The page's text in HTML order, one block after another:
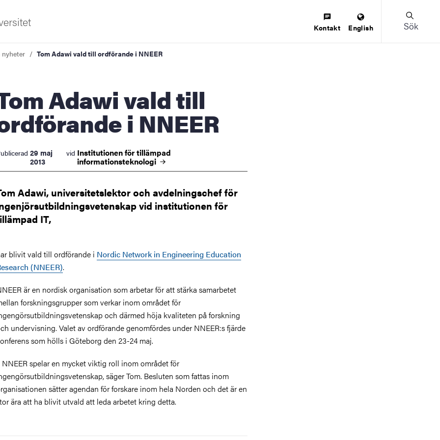
innovation
Kontakt English Sök
nyheter Tom Adawi vald till ordförande i NNEER
till
i NNEER
29 maj
2013
vid Institutionen för tillämpad
informationsteknologi
Adawi, universitetslektor och avdelningschef för
vid institutionen för
IT,
blivit vald till ordförande i Nordic Network in Engineering Education
(NNEER).
är en nordisk organisation som arbetar för att stärka samarbetet
forskningsgrupper som verkar inom området för
och därmed höja kvaliteten på forskning
undervisning. Valet av ordförande genomfördes under NNEER:s fjärde
som hölls i Göteborg den 23-24 maj.
NNEER spelar en mycket viktig roll inom området för
säger Tom. Besluten som fattas inom
sätter agendan för forskare inom hela Norden och det är en
ära att ha blivit utvald att leda arbetet kring detta.